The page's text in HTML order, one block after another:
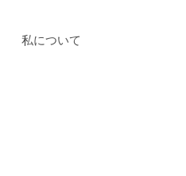
私について